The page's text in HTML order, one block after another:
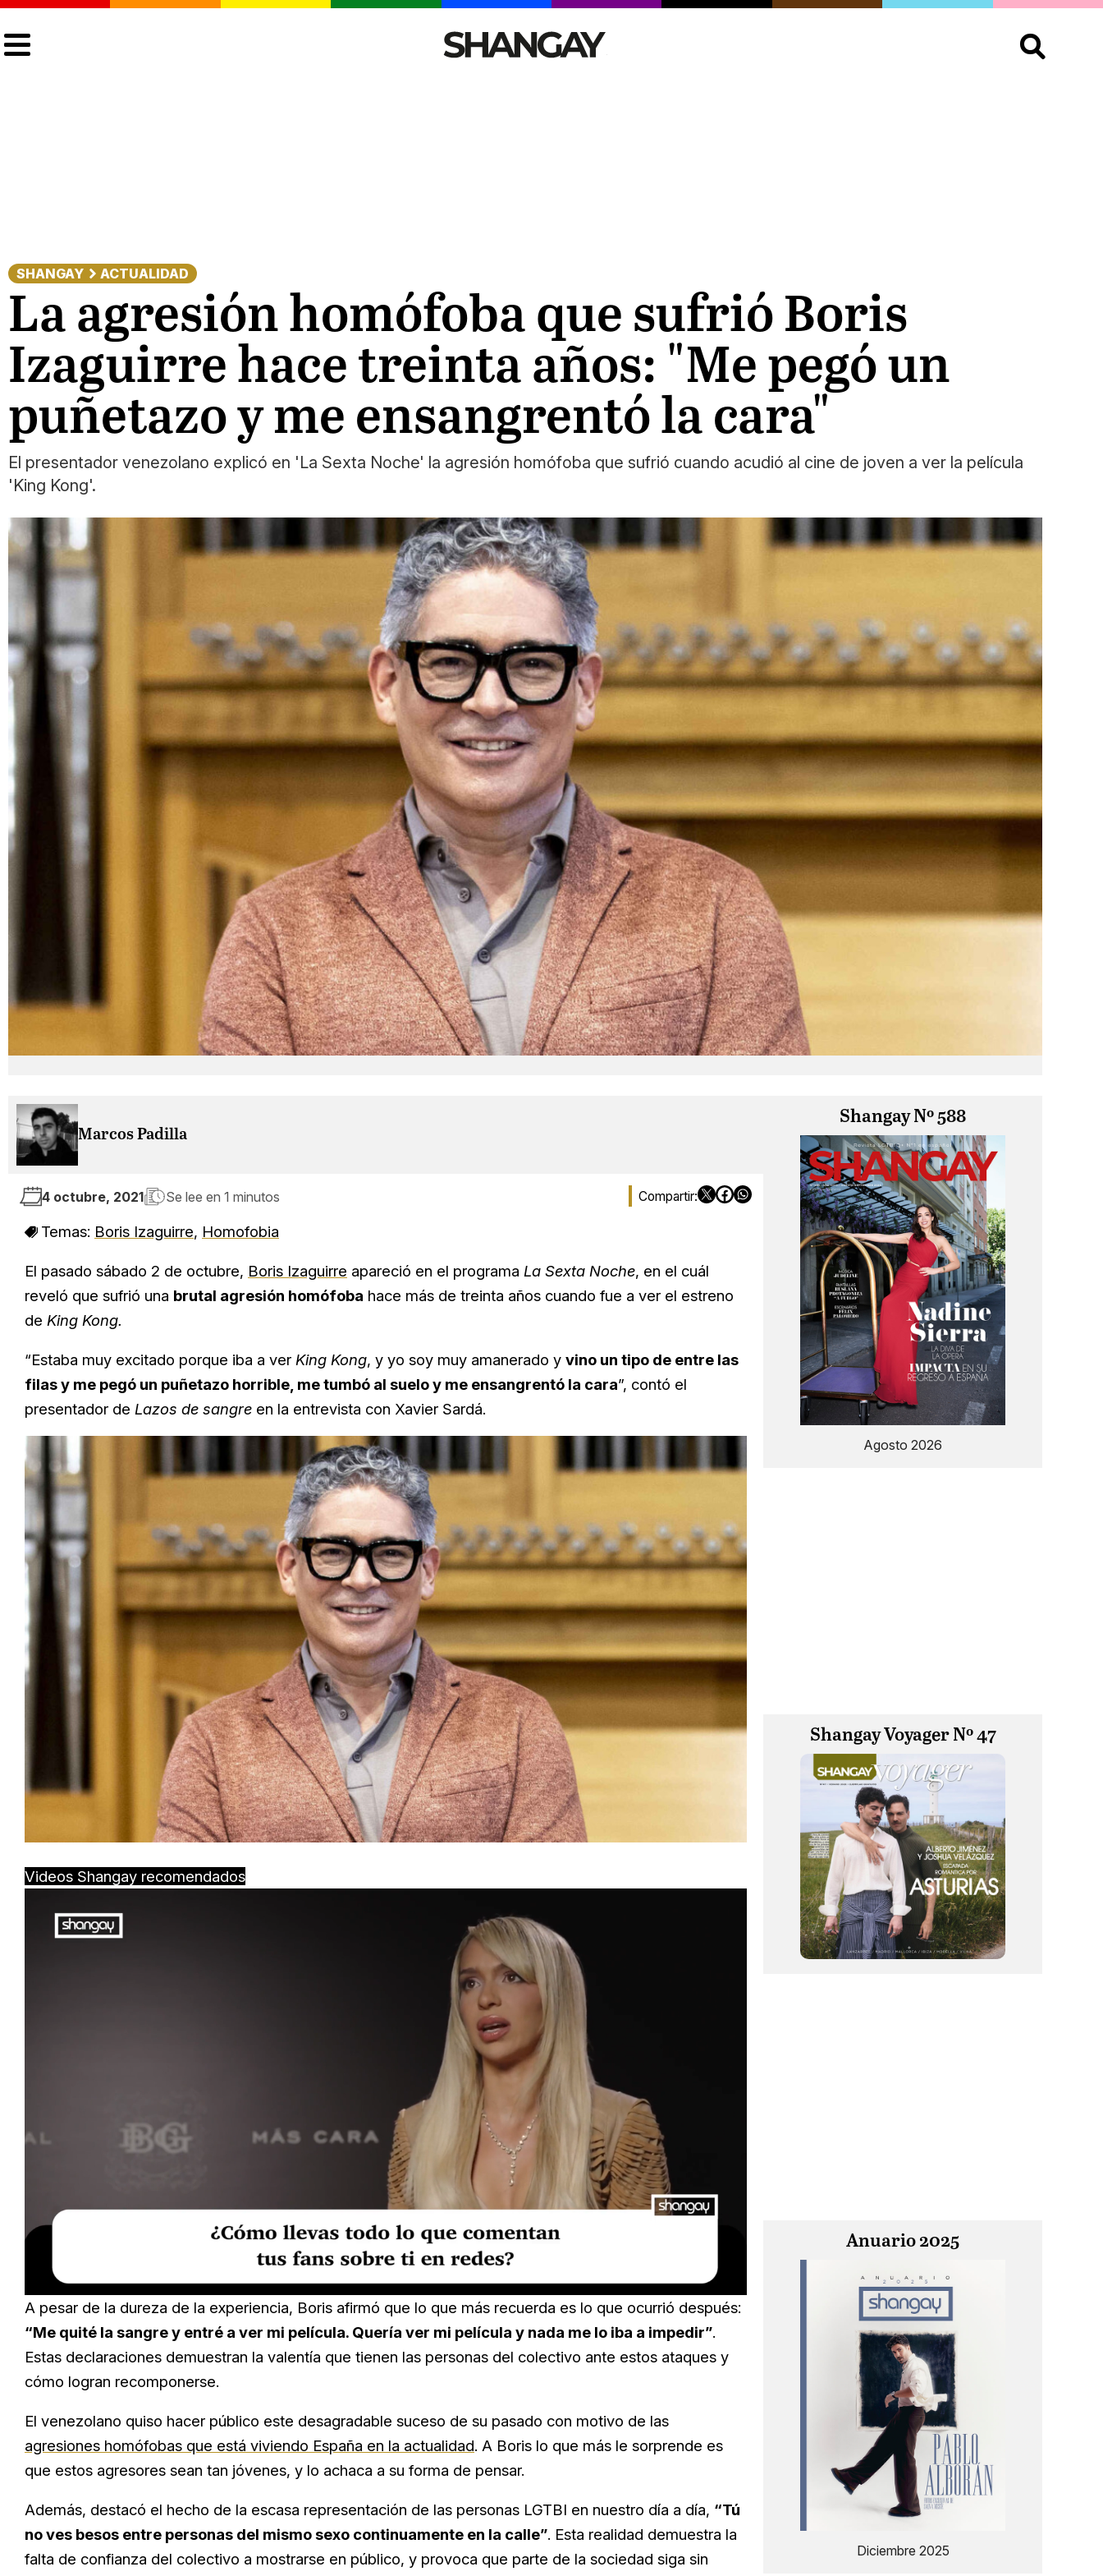
Buscar:
SHANGAY ACTUALIDAD
La agresión homófoba que sufrió Boris
Izaguirre hace treinta años: "Me pegó un
puñetazo y me ensangrentó la cara"
El presentador venezolano explicó en 'La Sexta Noche' la agresión homófoba que sufrió cuando acudió al cine de joven a ver la película
'King Kong'.
Marcos Padilla
4 octubre, 2021 Se lee en 1 minutos
Temas: Boris Izaguirre, Homofobia
El pasado sábado 2 de octubre, Boris Izaguirre apareció en el programa La Sexta Noche, en el cuál
reveló que sufrió una brutal agresión homófoba hace más de treinta años cuando fue a ver el estreno
de King Kong.
“Estaba muy excitado porque iba a ver King Kong, y yo soy muy amanerado y vino un tipo de entre las
filas y me pegó un puñetazo horrible, me tumbó al suelo y me ensangrentó la cara”, contó el
presentador de Lazos de sangre en la entrevista con Xavier Sardá.
Videos Shangay recomendados
Unmute Loaded:
23.73%
A pesar de la dureza de la experiencia, Boris afirmó que lo que más recuerda es lo que ocurrió después:
“Me quité la sangre y entré a ver mi película. Quería ver mi película y nada me lo iba a impedir”.
Estas declaraciones demuestran la valentía que tienen las personas del colectivo ante estos ataques y
cómo logran recomponerse.
El venezolano quiso hacer público este desagradable suceso de su pasado con motivo de las
agresiones homófobas que está viviendo España en la actualidad. A Boris lo que más le sorprende es
que estos agresores sean tan jóvenes, y lo achaca a su forma de pensar.
Además, destacó el hecho de la escasa representación de las personas LGTBI en nuestro día a día, “Tú
no ves besos entre personas del mismo sexo continuamente en la calle”. Esta realidad demuestra la
falta de confianza del colectivo a mostrarse en público, y provoca que parte de la sociedad siga sin
Shangay Nº 588
Agosto 2026
Shangay Voyager Nº 47
Anuario 2025
Diciembre 2025